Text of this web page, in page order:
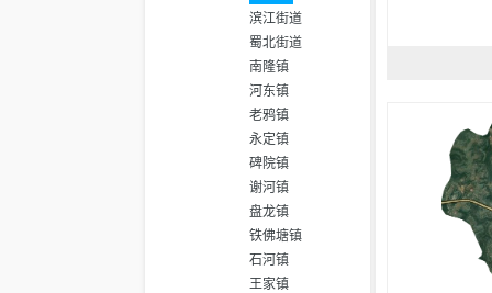
滨江街道
蜀北街道
南隆镇
河东镇
老鸦镇
永定镇
碑院镇
谢河镇
盘龙镇
铁佛塘镇
石河镇
王家镇